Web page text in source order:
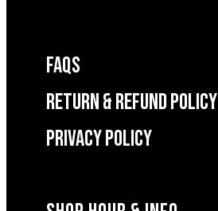
FAQS
RETURN & REFUND POLICY
Privacy Policy